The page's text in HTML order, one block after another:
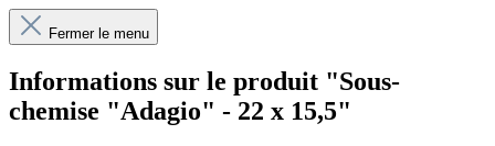
Fermer le menu
Informations sur le produit "Sous-
chemise "Adagio" - 22 x 15,5"